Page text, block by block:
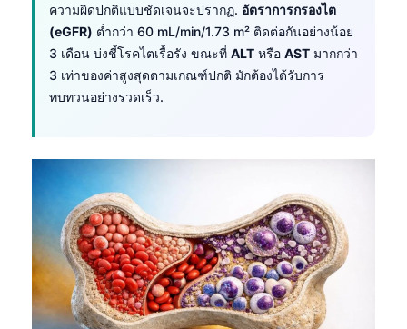
ความผิดปกติแบบชัดเจนจะปรากฏ. อัตราการกรองไต
(eGFR) ต่ำกว่า 60 mL/min/1.73 m² ติดต่อกันอย่างน้อย
3 เดือน บ่งชี้โรคไตเรื้อรัง ขณะที่ ALT หรือ AST มากกว่า
3 เท่าของค่าสูงสุดตามเกณฑ์ปกติ มักต้องได้รับการ
ทบทวนอย่างรวดเร็ว.